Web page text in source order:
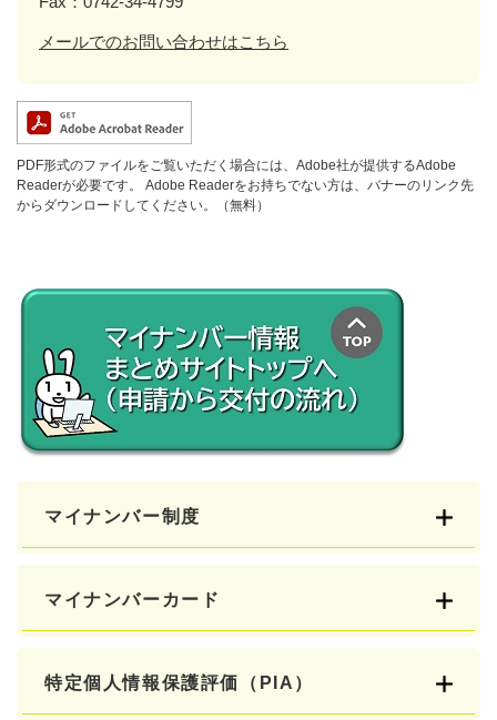
メールでのお問い合わせはこちら
PDF形式のファイルをご覧いただく場合には、Adobe社が提供するAdobe
Readerが必要です。
Adobe Readerをお持ちでない方は、バナーのリンク先
からダウンロードしてください。（無料）
マイナンバー制度
マイナンバーカード
特定個人情報保護評価（PIA）